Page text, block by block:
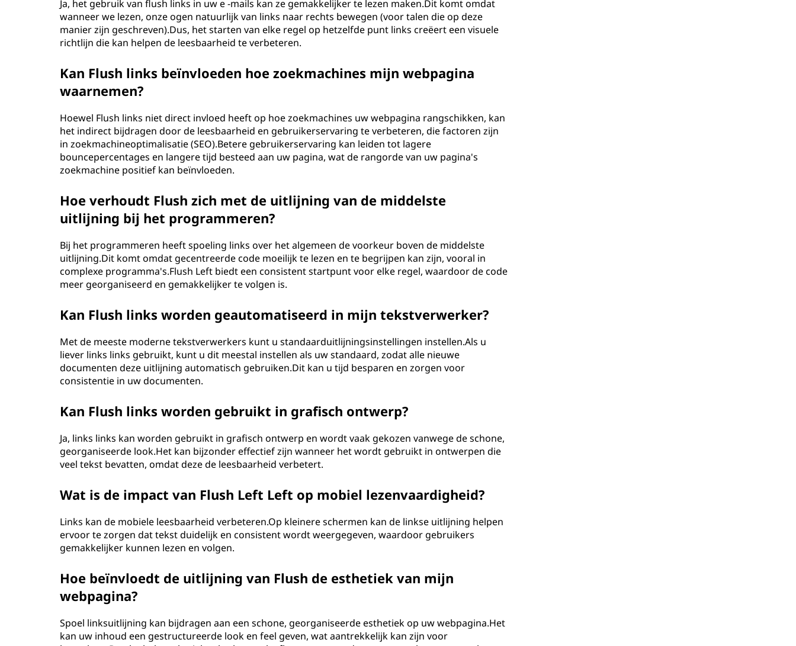
Ja, het gebruik van flush links in uw e -mails kan ze gemakkelijker te lezen maken.Dit komt omdat
wanneer we lezen, onze ogen natuurlijk van links naar rechts bewegen (voor talen die op deze
manier zijn geschreven).Dus, het starten van elke regel op hetzelfde punt links creëert een visuele
richtlijn die kan helpen de leesbaarheid te verbeteren.
Kan Flush links beïnvloeden hoe zoekmachines mijn webpagina
waarnemen?
Hoewel Flush links niet direct invloed heeft op hoe zoekmachines uw webpagina rangschikken, kan
het indirect bijdragen door de leesbaarheid en gebruikerservaring te verbeteren, die factoren zijn
in zoekmachineoptimalisatie (SEO).Betere gebruikerservaring kan leiden tot lagere
bouncepercentages en langere tijd besteed aan uw pagina, wat de rangorde van uw pagina's
zoekmachine positief kan beïnvloeden.
Hoe verhoudt Flush zich met de uitlijning van de middelste
uitlijning bij het programmeren?
Bij het programmeren heeft spoeling links over het algemeen de voorkeur boven de middelste
uitlijning.Dit komt omdat gecentreerde code moeilijk te lezen en te begrijpen kan zijn, vooral in
complexe programma's.Flush Left biedt een consistent startpunt voor elke regel, waardoor de code
meer georganiseerd en gemakkelijker te volgen is.
Kan Flush links worden geautomatiseerd in mijn tekstverwerker?
Met de meeste moderne tekstverwerkers kunt u standaarduitlijningsinstellingen instellen.Als u
liever links links gebruikt, kunt u dit meestal instellen als uw standaard, zodat alle nieuwe
documenten deze uitlijning automatisch gebruiken.Dit kan u tijd besparen en zorgen voor
consistentie in uw documenten.
Kan Flush links worden gebruikt in grafisch ontwerp?
Ja, links links kan worden gebruikt in grafisch ontwerp en wordt vaak gekozen vanwege de schone,
georganiseerde look.Het kan bijzonder effectief zijn wanneer het wordt gebruikt in ontwerpen die
veel tekst bevatten, omdat deze de leesbaarheid verbetert.
Wat is de impact van Flush Left Left op mobiel lezenvaardigheid?
Links kan de mobiele leesbaarheid verbeteren.Op kleinere schermen kan de linkse uitlijning helpen
ervoor te zorgen dat tekst duidelijk en consistent wordt weergegeven, waardoor gebruikers
gemakkelijker kunnen lezen en volgen.
Hoe beïnvloedt de uitlijning van Flush de esthetiek van mijn
webpagina?
Spoel linksuitlijning kan bijdragen aan een schone, georganiseerde esthetiek op uw webpagina.Het
kan uw inhoud een gestructureerde look en feel geven, wat aantrekkelijk kan zijn voor